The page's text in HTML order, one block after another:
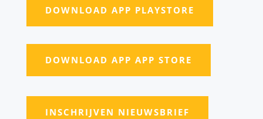
DOWNLOAD APP PLAYSTORE
DOWNLOAD APP APP STORE
INSCHRIJVEN NIEUWSBRIEF